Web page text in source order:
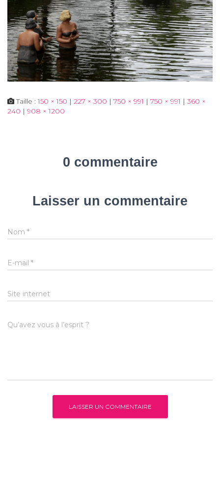
Taille :150 × 150 | 227 × 300 | 750 × 991 | 750 × 991 | 360 ×
240 | 908 × 1200
0 commentaire
Laisser un commentaire
Nom *
E-mail *
Site internet
Qu’avez vous à l’esprit ?